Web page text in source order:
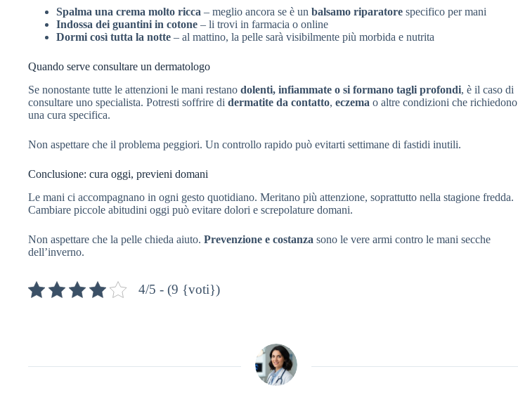
Spalma una crema molto ricca – meglio ancora se è un balsamo riparatore specifico per mani
Indossa dei guantini in cotone – li trovi in farmacia o online
Dormi così tutta la notte – al mattino, la pelle sarà visibilmente più morbida e nutrita
Quando serve consultare un dermatologo
Se nonostante tutte le attenzioni le mani restano dolenti, infiammate o si formano tagli profondi, è il caso di
consultare uno specialista. Potresti soffrire di dermatite da contatto, eczema o altre condizioni che richiedono
una cura specifica.
Non aspettare che il problema peggiori. Un controllo rapido può evitarti settimane di fastidi inutili.
Conclusione: cura oggi, previeni domani
Le mani ci accompagnano in ogni gesto quotidiano. Meritano più attenzione, soprattutto nella stagione fredda.
Cambiare piccole abitudini oggi può evitare dolori e screpolature domani.
Non aspettare che la pelle chieda aiuto. Prevenzione e costanza sono le vere armi contro le mani secche
dell’inverno.
4/5 - (9 {voti})